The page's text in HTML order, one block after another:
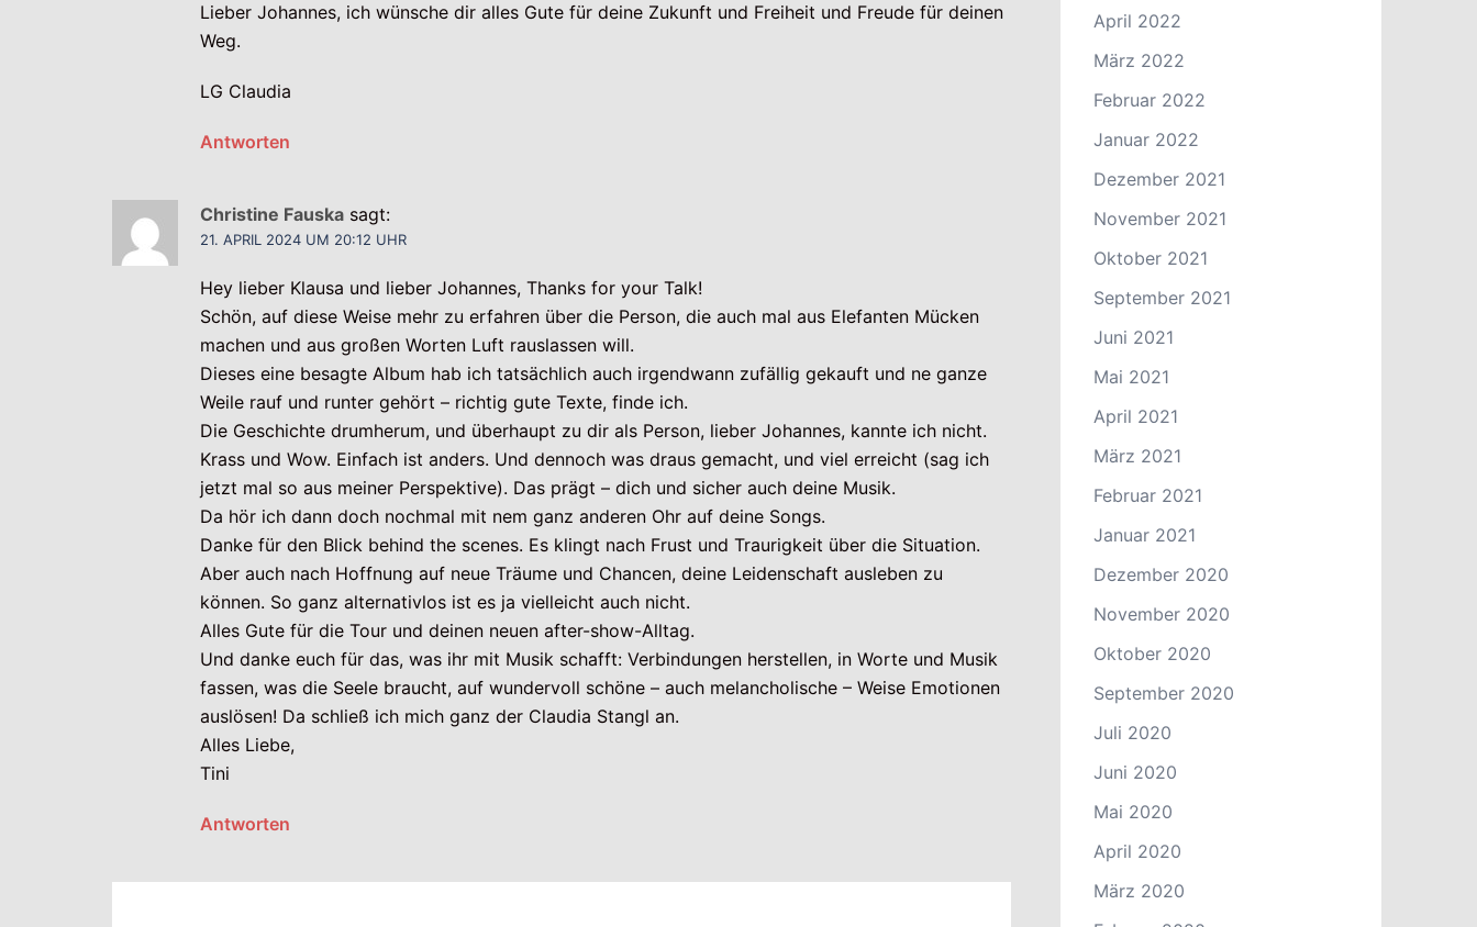
Lieber Johannes, ich wünsche dir alles Gute für deine Zukunft und Freiheit und Freude für deinen
Weg.
LG Claudia
Antworten
Christine Fauska sagt:
21. APRIL 2024 UM 20:12 UHR
Hey lieber Klausa und lieber Johannes, Thanks for your Talk!
Schön, auf diese Weise mehr zu erfahren über die Person, die auch mal aus Elefanten Mücken
machen und aus großen Worten Luft rauslassen will.
Dieses eine besagte Album hab ich tatsächlich auch irgendwann zufällig gekauft und ne ganze
Weile rauf und runter gehört – richtig gute Texte, finde ich.
Die Geschichte drumherum, und überhaupt zu dir als Person, lieber Johannes, kannte ich nicht.
Krass und Wow. Einfach ist anders. Und dennoch was draus gemacht, und viel erreicht (sag ich
jetzt mal so aus meiner Perspektive). Das prägt – dich und sicher auch deine Musik.
Da hör ich dann doch nochmal mit nem ganz anderen Ohr auf deine Songs.
Danke für den Blick behind the scenes. Es klingt nach Frust und Traurigkeit über die Situation.
Aber auch nach Hoffnung auf neue Träume und Chancen, deine Leidenschaft ausleben zu
können. So ganz alternativlos ist es ja vielleicht auch nicht.
Alles Gute für die Tour und deinen neuen after-show-Alltag.
Und danke euch für das, was ihr mit Musik schafft: Verbindungen herstellen, in Worte und Musik
fassen, was die Seele braucht, auf wundervoll schöne – auch melancholische – Weise Emotionen
auslösen! Da schließ ich mich ganz der Claudia Stangl an.
Alles Liebe,
Tini
Antworten
April 2022
März 2022
Februar 2022
Januar 2022
Dezember 2021
November 2021
Oktober 2021
September 2021
Juni 2021
Mai 2021
April 2021
März 2021
Februar 2021
Januar 2021
Dezember 2020
November 2020
Oktober 2020
September 2020
Juli 2020
Juni 2020
Mai 2020
April 2020
März 2020